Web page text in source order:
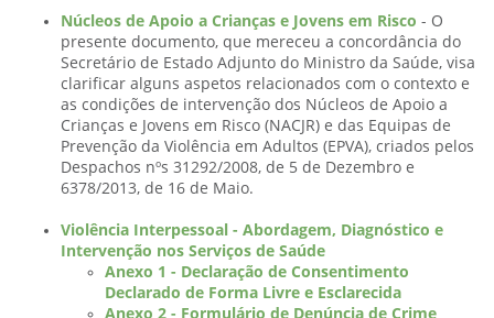
Núcleos de Apoio a Crianças e Jovens em Risco - O
presente documento, que mereceu a concordância do
Secretário de Estado Adjunto do Ministro da Saúde, visa
clarificar alguns aspetos relacionados com o contexto e
as condições de intervenção dos Núcleos de Apoio a
Crianças e Jovens em Risco (NACJR) e das Equipas de
Prevenção da Violência em Adultos (EPVA), criados pelos
Despachos nºs 31292/2008, de 5 de Dezembro e
6378/2013, de 16 de Maio.
Violência Interpessoal - Abordagem, Diagnóstico e
Intervenção nos Serviços de Saúde
Anexo 1 - Declaração de Consentimento
Declarado de Forma Livre e Esclarecida
Anexo 2 - Formulário de Denúncia de Crime